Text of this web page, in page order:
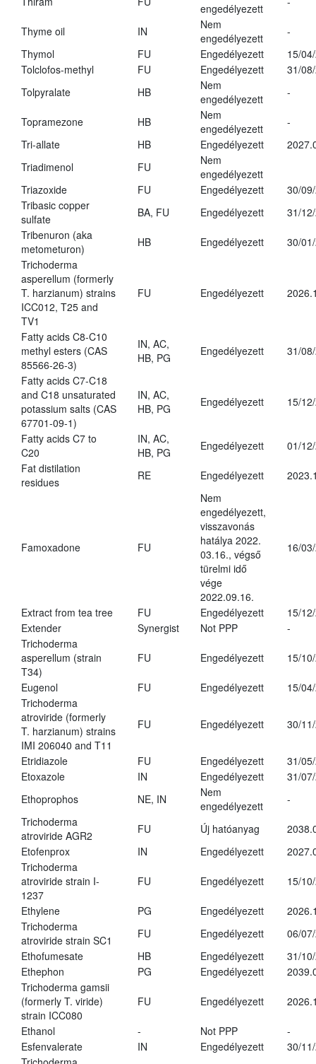
engedélyezett
Thyme oil IN
Nem
engedélyezett
-
Thymol
FU Engedélyezett
15/
Tolclofos-methyl
FU Engedélyezett
31/
Tolpyralate
HB
Nem
engedélyezett
-
Topramezone HB
Nem
engedélyezett
-
Tri-allate
HB Engedélyezett
Triadimenol
FU
Nem
engedélyezett
Triazoxide
FU Engedélyezett
30/
Tribasic copper
sulfate
BA, FU Engedélyezett
31/
Tribenuron (aka
metometuron)
HB Engedélyezett
30/
Trichoderma
asperellum (formerly
T. harzianum) strains
ICC012, T25 and
TV1
FU Engedélyezett
Fatty acids C8-C10
methyl esters (CAS
85566-26-3)
IN, AC,
HB, PG
Engedélyezett 31/
Fatty acids C7-C18
and C18 unsaturated
potassium salts (CAS
67701-09-1)
IN, AC,
HB, PG
Engedélyezett 15/
Fatty acids C7 to
C20
IN, AC,
HB, PG
Engedélyezett
01/
Fat distilation
residues
RE Engedélyezett
Famoxadone FU
Nem
engedélyezett,
visszavonás
hatálya 2022.
03.16., végső
türelmi idő
vége
2022.09.16.
16/
Extract from tea tree FU Engedélyezett
15/
Extender
Synergist Not PPP
-
Trichoderma
asperellum (strain
T34)
FU Engedélyezett 15/
Eugenol FU Engedélyezett
15/
Trichoderma
atroviride (formerly
T. harzianum) strains
IMI 206040 and T11
FU Engedélyezett 30/
Etridiazole FU Engedélyezett
31/
Etoxazole
IN Engedélyezett
31/
Ethoprophos
NE, IN
Nem
engedélyezett
-
Trichoderma
atroviride AGR2
FU Új hatóanyag
Etofenprox
IN Engedélyezett
Trichoderma
atroviride strain I-
1237
FU Engedélyezett 15/
Ethylene PG Engedélyezett
Trichoderma
atroviride strain SC1
FU Engedélyezett
06/
Ethofumesate
HB Engedélyezett
31/
Ethephon
PG Engedélyezett
Trichoderma gamsii
(formerly T. viride)
strain ICC080
FU Engedélyezett
Ethanol - Not PPP
-
Esfenvalerate
IN Engedélyezett
30/